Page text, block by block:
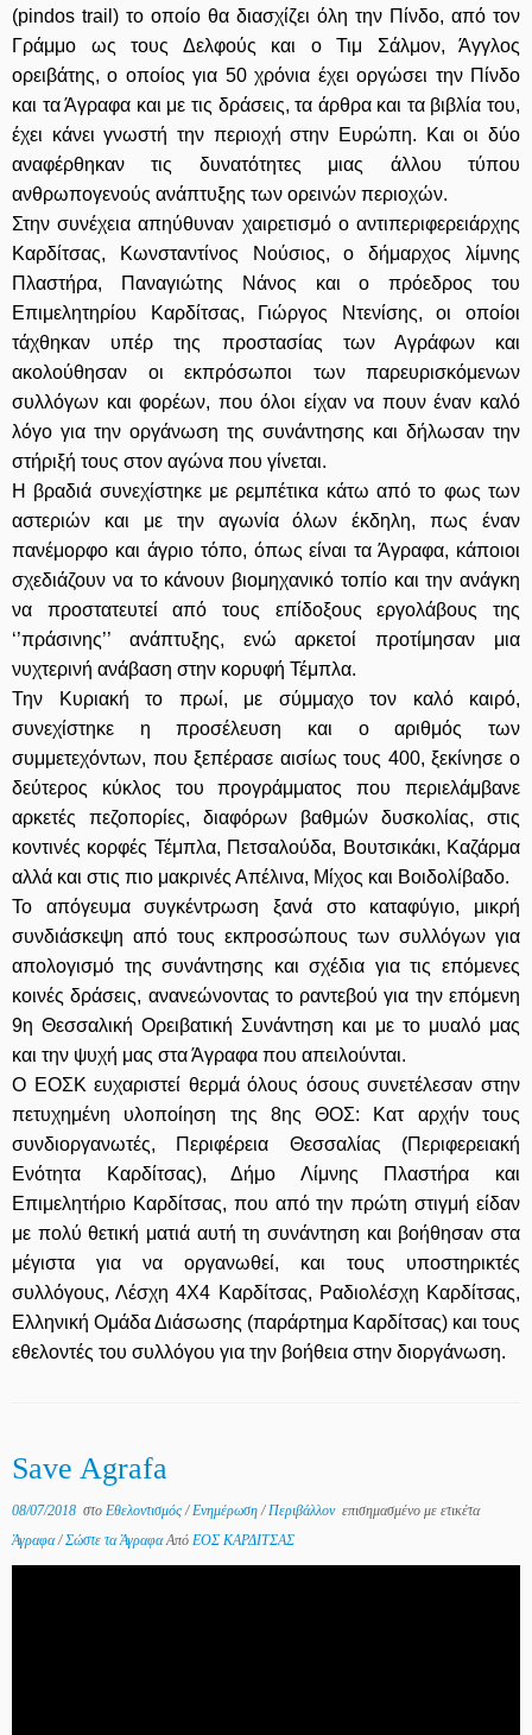
(pindos trail) το οποίο θα διασχίζει όλη την Πίνδο, από τον
Γράμμο ως τους Δελφούς και ο Τιμ Σάλμον, Άγγλος
ορειβάτης, ο οποίος για 50 χρόνια έχει οργώσει την Πίνδο
και τα Άγραφα και με τις δράσεις, τα άρθρα και τα βιβλία του,
έχει κάνει γνωστή την περιοχή στην Ευρώπη. Και οι δύο
αναφέρθηκαν τις δυνατότητες μιας άλλου τύπου
ανθρωπογενούς ανάπτυξης των ορεινών περιοχών.
Στην συνέχεια απηύθυναν χαιρετισμό ο αντιπεριφερειάρχης
Καρδίτσας, Κωνσταντίνος Νούσιος, ο δήμαρχος λίμνης
Πλαστήρα, Παναγιώτης Νάνος και ο πρόεδρος του
Επιμελητηρίου Καρδίτσας, Γιώργος Ντενίσης, οι οποίοι
τάχθηκαν υπέρ της προστασίας των Αγράφων και
ακολούθησαν οι εκπρόσωποι των παρευρισκόμενων
συλλόγων και φορέων, που όλοι είχαν να πουν έναν καλό
λόγο για την οργάνωση της συνάντησης και δήλωσαν την
στήριξή τους στον αγώνα που γίνεται.
Η βραδιά συνεχίστηκε με ρεμπέτικα κάτω από το φως των
αστεριών και με την αγωνία όλων έκδηλη, πως έναν
πανέμορφο και άγριο τόπο, όπως είναι τα Άγραφα, κάποιοι
σχεδιάζουν να το κάνουν βιομηχανικό τοπίο και την ανάγκη
να προστατευτεί από τους επίδοξους εργολάβους της
‘’πράσινης’’ ανάπτυξης, ενώ αρκετοί προτίμησαν μια
νυχτερινή ανάβαση στην κορυφή Τέμπλα.
Την Κυριακή το πρωί, με σύμμαχο τον καλό καιρό,
συνεχίστηκε η προσέλευση και ο αριθμός των
συμμετεχόντων, που ξεπέρασε αισίως τους 400, ξεκίνησε ο
δεύτερος κύκλος του προγράμματος που περιελάμβανε
αρκετές πεζοπορίες, διαφόρων βαθμών δυσκολίας, στις
κοντινές κορφές Τέμπλα, Πετσαλούδα, Βουτσικάκι, Καζάρμα
αλλά και στις πιο μακρινές Απέλινα, Μίχος και Βοιδολίβαδο.
Το απόγευμα συγκέντρωση ξανά στο καταφύγιο, μικρή
συνδιάσκεψη από τους εκπροσώπους των συλλόγων για
απολογισμό της συνάντησης και σχέδια για τις επόμενες
κοινές δράσεις, ανανεώνοντας το ραντεβού για την επόμενη
9η Θεσσαλική Ορειβατική Συνάντηση και με το μυαλό μας
και την ψυχή μας στα Άγραφα που απειλούνται.
Ο ΕΟΣΚ ευχαριστεί θερμά όλους όσους συνετέλεσαν στην
πετυχημένη υλοποίηση της 8ης ΘΟΣ: Κατ αρχήν τους
συνδιοργανωτές, Περιφέρεια Θεσσαλίας (Περιφερειακή
Ενότητα Καρδίτσας), Δήμο Λίμνης Πλαστήρα και
Επιμελητήριο Καρδίτσας, που από την πρώτη στιγμή είδαν
με πολύ θετική ματιά αυτή τη συνάντηση και βοήθησαν στα
μέγιστα για να οργανωθεί, και τους υποστηρικτές
συλλόγους, Λέσχη 4Χ4 Καρδίτσας, Ραδιολέσχη Καρδίτσας,
Ελληνική Ομάδα Διάσωσης (παράρτημα Καρδίτσας) και τους
εθελοντές του συλλόγου για την βοήθεια στην διοργάνωση.
Save Agrafa
08/07/2018 στο Εθελοντισμός/Ενημέρωση/Περιβάλλον επισημασμένο με ετικέτα
Άγραφα/Σώστε τα ΆγραφαΑπό ΕΟΣ ΚΑΡΔΙΤΣΑΣ